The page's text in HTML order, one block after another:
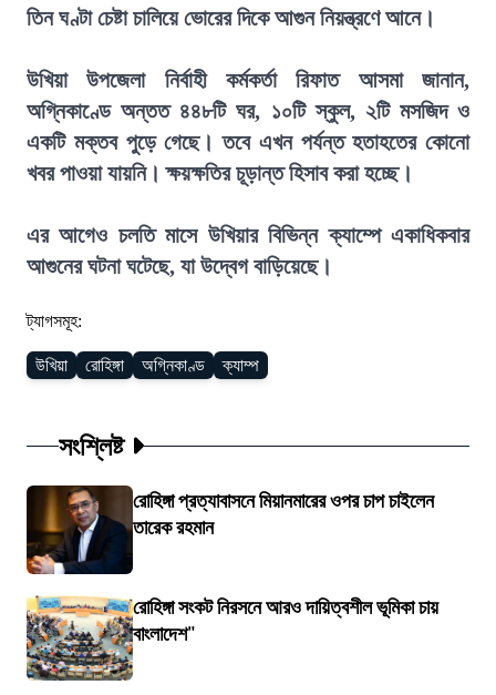
তিন ঘণ্টা চেষ্টা চালিয়ে ভোরের দিকে আগুন নিয়ন্ত্রণে আনে।
উখিয়া উপজেলা নির্বাহী কর্মকর্তা রিফাত আসমা জানান,
অগ্নিকাণ্ডে অন্তত ৪৪৮টি ঘর, ১০টি স্কুল, ২টি মসজিদ ও
একটি মক্তব পুড়ে গেছে। তবে এখন পর্যন্ত হতাহতের কোনো
খবর পাওয়া যায়নি। ক্ষয়ক্ষতির চূড়ান্ত হিসাব করা হচ্ছে।
এর আগেও চলতি মাসে উখিয়ার বিভিন্ন ক্যাম্পে একাধিকবার
আগুনের ঘটনা ঘটেছে, যা উদ্বেগ বাড়িয়েছে।
ট্যাগসমূহ:
উখিয়া রোহিঙ্গা অগ্নিকাণ্ড ক্যাম্প
সংশ্লিষ্ট
রোহিঙ্গা প্রত্যাবাসনে মিয়ানমারের ওপর চাপ চাইলেন
তারেক রহমান
রোহিঙ্গা সংকট নিরসনে আরও দায়িত্বশীল ভূমিকা চায়
বাংলাদেশ"